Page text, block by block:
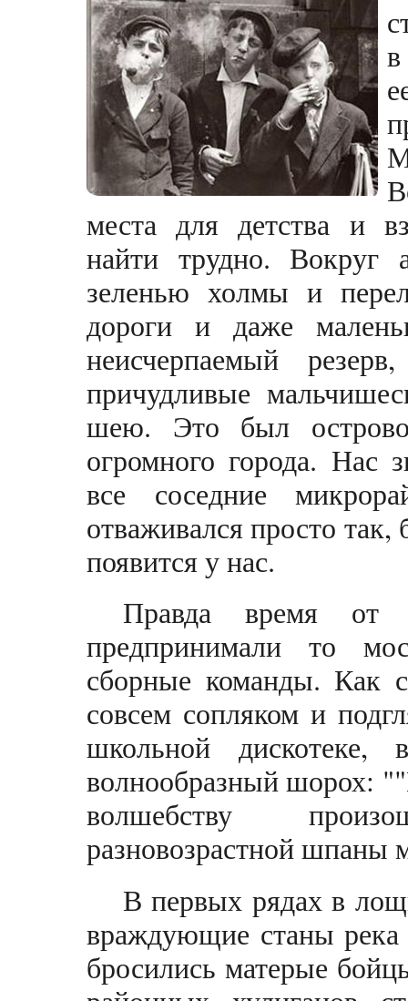
места для детства и
найти трудно. Вокруг
зеленью холмы и
дороги и даже
неисчерпаемый
причудливые
шею. Это был
огромного города. Нас
все соседние
отваживался просто так,
появится у нас.
Правда время от
предпринимали то
сборные команды. Как
совсем сопляком и
школьной дискотеке,
волнообразный шорох:
волшебству
разновозрастной шпаны
В первых рядах в
враждующие станы
бросились матерые